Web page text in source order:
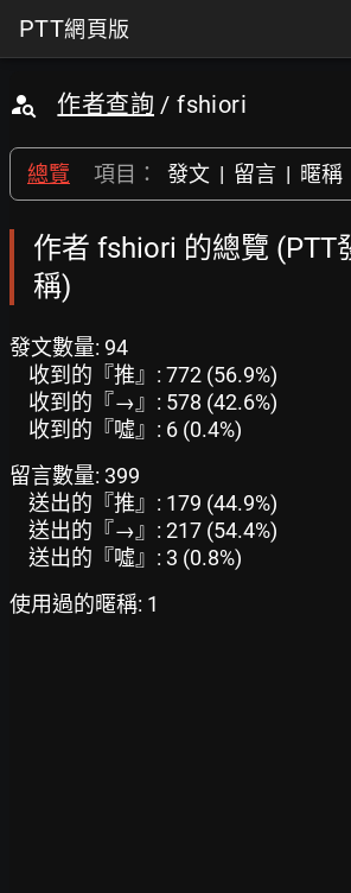
PTT網頁版
作者查詢 / fshiori
總覽 項目： 發文 | 留言 | 暱稱
作者 fshiori 的總覽 (PTT
稱)
發文數量: 94
收到的『推』: 772 (56.9%)
收到的『→』: 578 (42.6%)
收到的『噓』: 6 (0.4%)
留言數量: 399
送出的『推』: 179 (44.9%)
送出的『→』: 217 (54.4%)
送出的『噓』: 3 (0.8%)
使用過的暱稱: 1